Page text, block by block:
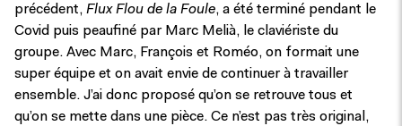
précédent, Flux Flou de la Foule, a été terminé pendant le
Covid puis peaufiné par Marc Melià, le claviériste du
groupe. Avec Marc, François et Roméo, on formait une
super équipe et on avait envie de continuer à travailler
ensemble. J’ai donc proposé qu’on se retrouve tous et
qu’on se mette dans une pièce. Ce n’est pas très original,